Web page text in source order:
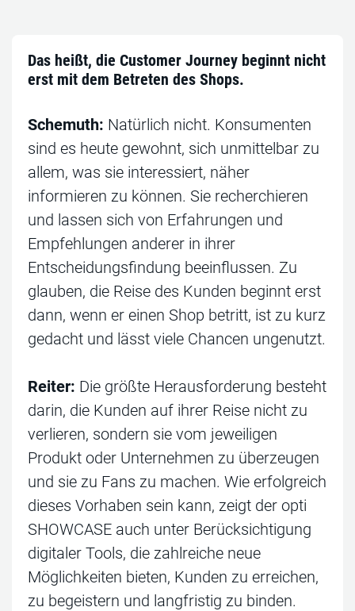
Das heißt, die Customer Journey beginnt nicht
erst mit dem Betreten des Shops.
Schemuth: Natürlich nicht. Konsumenten
sind es heute gewohnt, sich unmittelbar zu
allem, was sie interessiert, näher
informieren zu können. Sie recherchieren
und lassen sich von Erfahrungen und
Empfehlungen anderer in ihrer
Entscheidungsfindung beeinflussen. Zu
glauben, die Reise des Kunden beginnt erst
dann, wenn er einen Shop betritt, ist zu kurz
gedacht und lässt viele Chancen ungenutzt.
Reiter: Die größte Herausforderung besteht
darin, die Kunden auf ihrer Reise nicht zu
verlieren, sondern sie vom jeweiligen
Produkt oder Unternehmen zu überzeugen
und sie zu Fans zu machen. Wie erfolgreich
dieses Vorhaben sein kann, zeigt der opti
SHOWCASE auch unter Berücksichtigung
digitaler Tools, die zahlreiche neue
Möglichkeiten bieten, Kunden zu erreichen,
zu begeistern und langfristig zu binden.